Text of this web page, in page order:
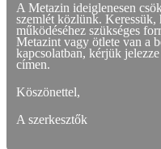
A Metazin ideiglenesen
szemlét közlünk. Keressük,
működéséhez szükséges
Metazint vagy ötlete van a
kapcsolatban, kérjük jelezze
címen.
Köszönettel,
A szerkesztők